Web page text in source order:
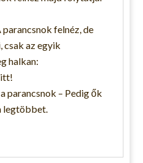
felnéz, de
csak az egyik
halkan:
itt!
parancsnok – Pedig ők
legtöbbet.